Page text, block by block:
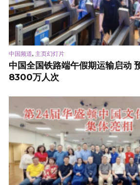
中国频道, 主页幻灯片
中国全国铁路端午假期运输启动
8300万人次